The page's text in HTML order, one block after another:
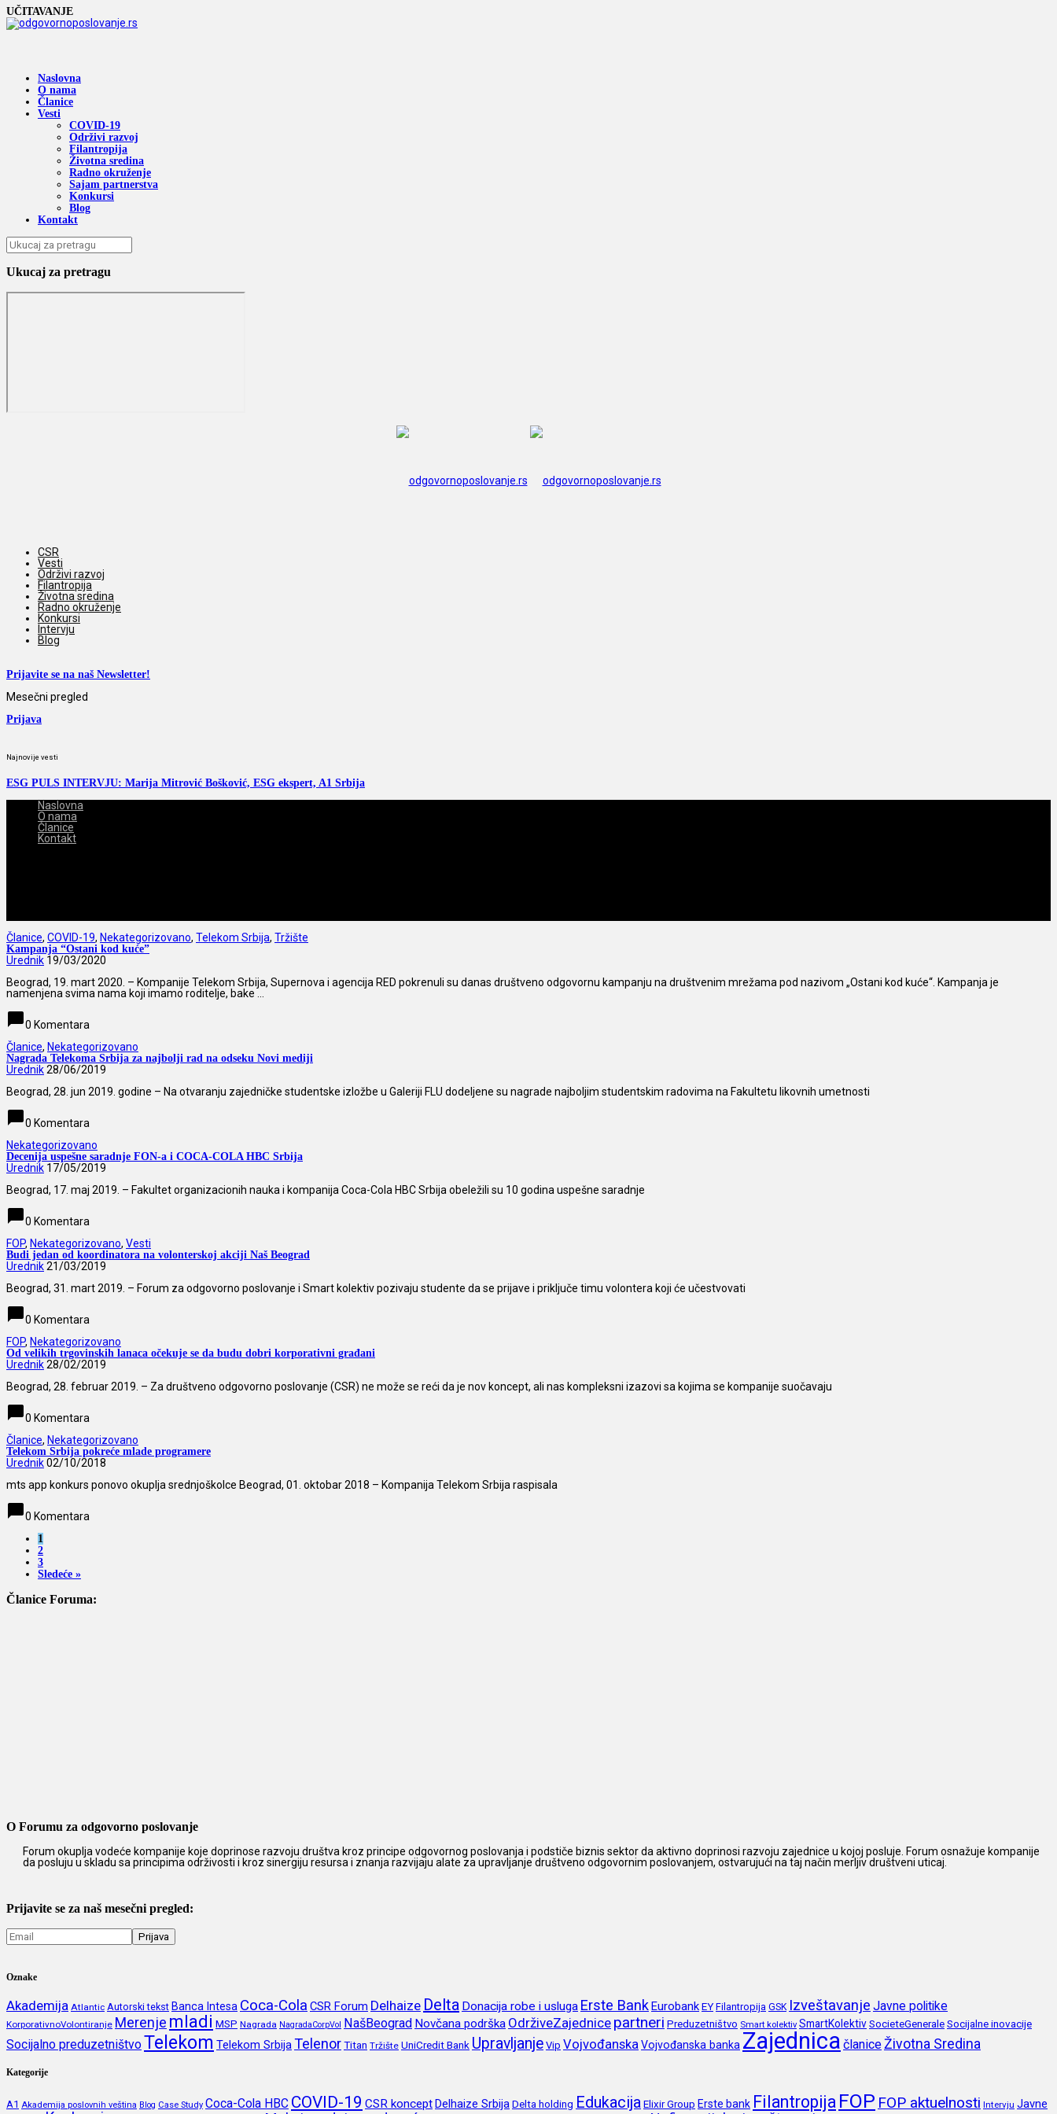
UČITAVANJE
Naslovna
O nama
Članice
Vesti
COVID-19
Održivi razvoj
Filantropija
Životna sredina
Radno okruženje
Sajam partnerstva
Konkursi
Blog
Kontakt
Ukucaj za pretragu
CSR
Vesti
Održivi razvoj
Filantropija
Životna sredina
Radno okruženje
Konkursi
Intervju
Blog
Prijavite se na naš Newsletter!
Mesečni pregled
Prijava
Najnovije vesti
ESG PULS INTERVJU: Marija Mitrović Bošković, ESG ekspert, A1 Srbija
Naslovna
O nama
Članice
Kontakt
Članice, COVID-19, Nekategorizovano, Telekom Srbija, Tržište
Kampanja “Ostani kod kuće”
Urednik 19/03/2020
Beograd, 19. mart 2020. – Kompanije Telekom Srbija, Supernova i agencija RED pokrenuli su danas društveno odgovornu kampanju na društvenim mrežama pod nazivom „Ostani kod kuće“. Kampanja je
namenjena svima nama koji imamo roditelje, bake ...
chat_bubble0 Komentara
Članice, Nekategorizovano
Nagrada Telekoma Srbija za najbolji rad na odseku Novi mediji
Urednik28/06/2019
Beograd, 28. jun 2019. godine – Na otvaranju zajedničke studentske izložbe u Galeriji FLU dodeljene su nagrade najboljim studentskim radovima na Fakultetu likovnih umetnosti
chat_bubble0 Komentara
Nekategorizovano
Decenija uspešne saradnje FON-a i COCA-COLA HBC Srbija
Urednik 17/05/2019
Beograd, 17. maj 2019. – Fakultet organizacionih nauka i kompanija Coca-Cola HBC Srbija obeležili su 10 godina uspešne saradnje
chat_bubble0 Komentara
FOP, Nekategorizovano, Vesti
Budi jedan od koordinatora na volonterskoj akciji Naš Beograd
Urednik21/03/2019
Beograd, 31. mart 2019. – Forum za odgovorno poslovanje i Smart kolektiv pozivaju studente da se prijave i priključe timu volontera koji će učestvovati
chat_bubble0 Komentara
FOP, Nekategorizovano
Od velikih trgovinskih lanaca očekuje se da budu dobri korporativni građani
Urednik28/02/2019
Beograd, 28. februar 2019. – Za društveno odgovorno poslovanje (CSR) ne može se reći da je nov koncept, ali nas kompleksni izazovi sa kojima se kompanije suočavaju
chat_bubble0 Komentara
Članice, Nekategorizovano
Telekom Srbija pokreće mlade programere
Urednik02/10/2018
mts app konkurs ponovo okuplja srednjoškolce Beograd, 01. oktobar 2018 – Kompanija Telekom Srbija raspisala
chat_bubble0 Komentara
1
2
3
Sledeće »
Članice Foruma:
O Forumu za odgovorno poslovanje
Forum okuplja vodeće kompanije koje doprinose razvoju društva kroz principe odgovornog poslovanja i podstiče biznis sektor da aktivno doprinosi razvoju zajednice u kojoj posluje. Forum osnažuje kompanije
da posluju u skladu sa principima održivosti i kroz sinergiju resursa i znanja razvijaju alate za upravljanje društveno odgovornim poslovanjem, ostvarujući na taj način merljiv društveni uticaj.
Prijavite se za naš mesečni pregled:
Oznake
Akademija Atlantic Autorski tekst Banca Intesa Coca-Cola CSR Forum Delhaize Delta Donacija robe i usluga Erste Bank EurobankEY Filantropija GSK Izveštavanje Javne politike
KorporativnoVolontiranje Merenje mladi MSP Nagrada NagradaCorpVol NašBeograd Novčana podrška OdrživeZajednice partneri Preduzetništvo Smart kolektiv SmartKolektivSocieteGeneraleSocijalne inovacije
Socijalno preduzetništvoTelekom Telekom SrbijaTelenorTitan Tržište UniCredit Bank Upravljanje Vip VojvođanskaVojvođanska banka Zajednica članiceŽivotna Sredina
Kategorije
A1 Akademija poslovnih veština Blog Case Study Coca-Cola HBC COVID-19 CSR konceptDelhaize Srbija Delta holding Edukacija Elixir Group Erste bank Filantropija FOP FOP aktuelnosti Intervju Javne